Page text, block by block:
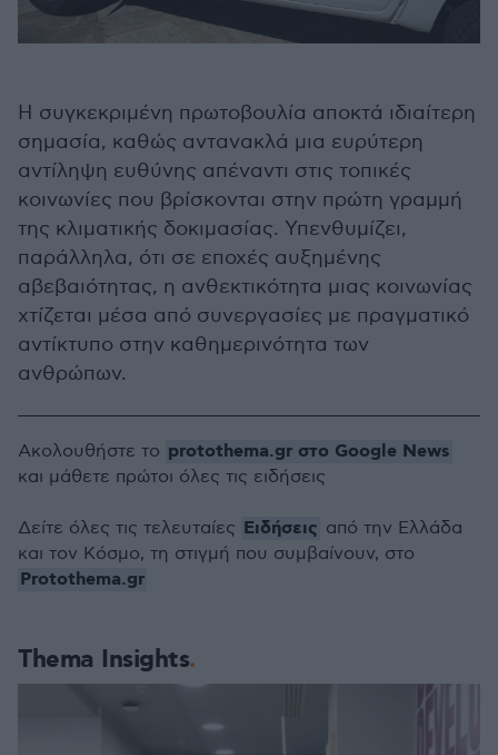
Η συγκεκριμένη πρωτοβουλία αποκτά ιδιαίτερη
σημασία, καθώς αντανακλά μια ευρύτερη
αντίληψη ευθύνης απέναντι στις τοπικές
κοινωνίες που βρίσκονται στην πρώτη γραμμή
της κλιματικής δοκιμασίας. Υπενθυμίζει,
παράλληλα, ότι σε εποχές αυξημένης
αβεβαιότητας, η ανθεκτικότητα μιας κοινωνίας
χτίζεται μέσα από συνεργασίες με πραγματικό
αντίκτυπο στην καθημερινότητα των
ανθρώπων.
Thema Insights
Ακολουθήστε το protothema.gr στο Google News
και μάθετε πρώτοι όλες τις ειδήσεις
Δείτε όλες τις τελευταίες Ειδήσεις από την Ελλάδα
και τον Κόσμο, τη στιγμή που συμβαίνουν, στο
Protothema.gr